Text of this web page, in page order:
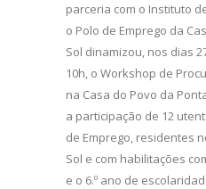
parceria com o Instituto
o Polo de Emprego da
Sol dinamizou, nos dias
10h, o Workshop de
na Casa do Povo da
a participação de 12
de Emprego, residentes
Sol e com habilitações
e o 6.º ano de